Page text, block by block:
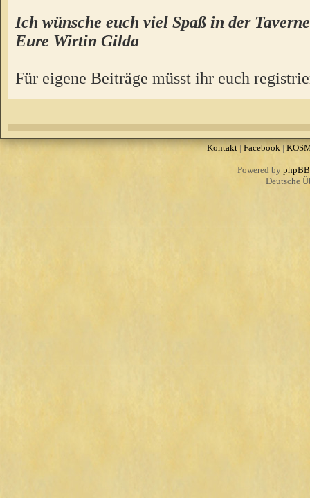
Ich wünsche euch viel Spaß in der
Eure Wirtin Gilda
Für eigene Beiträge müsst ihr euch
Kontakt|Facebook |
Powered by phpBB
Deutsche